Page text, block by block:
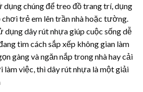
dụng chúng để treo đồ trang trí, dụng
chơi trẻ em lên trần nhà hoặc tường.
dụngdây rút nhựagiúp cuộc sống dễ
tìm cách sắp xếp không gian làm
gàng và ngăn nắp trong nhà hay cải
làm việc, thìdây rút nhựa là một giải